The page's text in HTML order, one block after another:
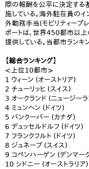
際の報酬を公平に決定する
施している。海外駐在員のイ
外勤務手当(モビリティープ
ポートは、世界450都市以
提供している。当都市ランキ
【総合ランキング】
<上位10都市>
1 ウィーン (オーストリア)
2 チューリッヒ (スイス)
3 オークランド (ニュージー
4 ミュンヘン (ドイツ)
5 バンクーバー (カナダ)
6 デュッセルドルフ (ドイツ)
7 フランクフルト (ドイツ)
8 ジュネーブ (スイス)
9 コペンハーゲン (デンマー
10 シドニー (オーストラリア)